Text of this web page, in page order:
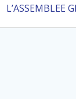
suivant
L’ASSEMBLEE